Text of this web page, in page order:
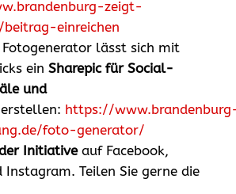
zeigt-
einreichen
lässt sich mit
ein Sharepic für Social-
und
https://
foto-generator/
Initiative auf Facebook,
Teilen Sie gerne die